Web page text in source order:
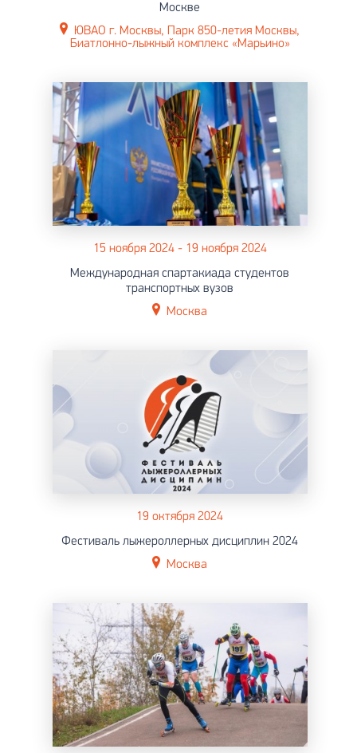
Москве
ЮВАО г. Москвы, Парк 850-летия Москвы,
Биатлонно-лыжный комплекс «Марьино»
15 ноября 2024 - 19 ноября 2024
Международная спартакиада студентов
транспортных вузов
Москва
19 октября 2024
Фестиваль лыжероллерных дисциплин 2024
Москва